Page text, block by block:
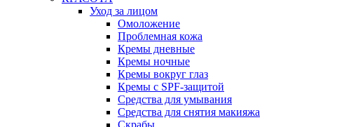
Уход за лицом
Омоложение
Проблемная кожа
Кремы дневные
Кремы ночные
Кремы вокруг глаз
Кремы с SPF-защитой
Средства для умывания
Средства для снятия макияжа
Скрабы